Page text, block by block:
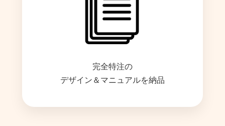
完全特注の
デザイン＆マニュアルを納品